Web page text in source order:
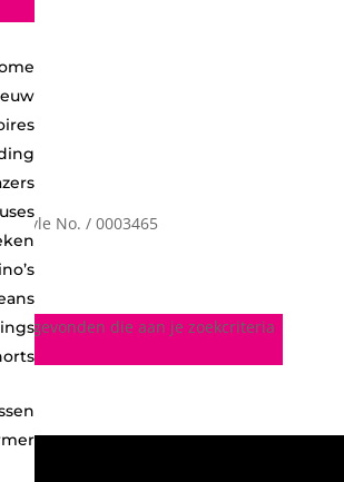
Style No. / 0003465
gevonden die aan je zoekcriteria